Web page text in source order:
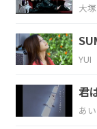
からかい上
F
優しさもど
C
大
YUI
君
あ